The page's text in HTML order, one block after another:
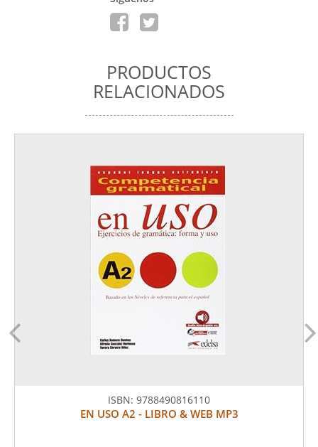
PRODUCTOS
RELACIONADOS
ISBN: 9788490816110
EN USO A2 - LIBRO & WEB MP3